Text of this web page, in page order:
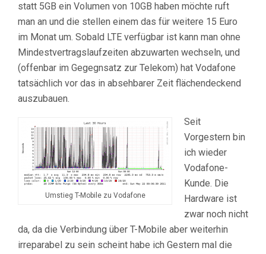
statt 5GB ein Volumen von 10GB haben möchte ruft
man an und die stellen einem das für weitere 15 Euro
im Monat um. Sobald LTE verfügbar ist kann man ohne
Mindestvertragslaufzeiten abzuwarten wechseln, und
(offenbar im Gegegnsatz zur Telekom) hat Vodafone
tatsächlich vor das in absehbarer Zeit flächendeckend
auszubauen.
Umstieg T-Mobile zu Vodafone
Seit
Vorgestern bin
ich wieder
Vodafone-
Kunde. Die
Hardware ist
zwar noch nicht
da, da die Verbindung über T-Mobile aber weiterhin
irreparabel zu sein scheint habe ich Gestern mal die